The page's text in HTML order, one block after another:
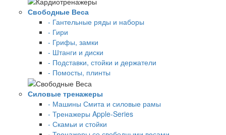
Свободные Веса
- Гантельные ряды и наборы
- Гири
- Грифы, замки
- Штанги и диски
- Подставки, стойки и держатели
- Помосты, плинты
Силовые тренажеры
- Машины Смита и силовые рамы
- Тренажеры Apple-Series
- Скамьи и стойки